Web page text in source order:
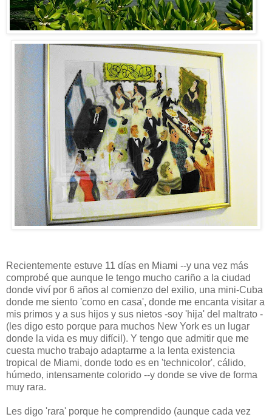
Recientemente estuve 11 días en Miami --y una vez más
comprobé que aunque le tengo mucho cariño a la ciudad
donde viví por 6 años al comienzo del exilio, una mini-Cuba
donde me siento 'como en casa', donde me encanta visitar a
mis primos y a sus hijos y sus nietos -soy 'hija' del maltrato -
(les digo esto porque para muchos New York es un lugar
donde la vida es muy difícil). Y tengo que admitir que me
cuesta mucho trabajo adaptarme a la lenta existencia
tropical de Miami, donde todo es en 'technicolor', cálido,
húmedo, intensamente colorido --y donde se vive de forma
muy rara.
Les digo 'rara' porque he comprendido (aunque cada vez